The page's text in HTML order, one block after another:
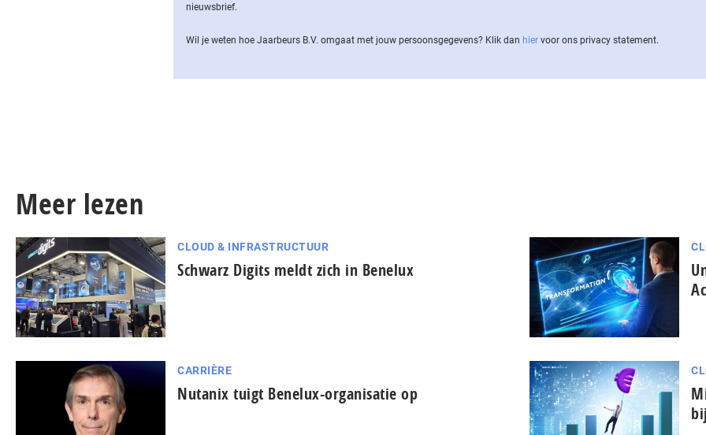
nieuwsbrief.
Wil je weten hoe Jaarbeurs B.V. omgaat met jouw per­soons­ge­ge­vens? Klik dan hier voor ons privacy statement.
Meer lezen
CLOUD & INFRASTRUCTUUR
Schwarz Digits meldt zich in Benelux
CARRIÈRE
Nutanix tuigt Benelux-organisatie op